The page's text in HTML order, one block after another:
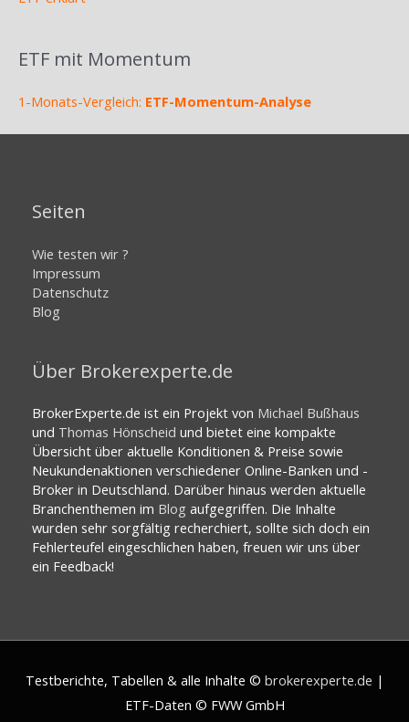
ETF mit Momentum
1-Monats-Vergleich: ETF-Momentum-Analyse
Seiten
Wie testen wir ?
Impressum
Datenschutz
Blog
Über Brokerexperte.de
BrokerExperte.de ist ein Projekt von Michael Bußhaus
und Thomas Hönscheid und bietet eine kompakte
Übersicht über aktuelle Konditionen & Preise sowie
Neukundenaktionen verschiedener Online-Banken und -
Broker in Deutschland. Darüber hinaus werden aktuelle
Branchenthemen im Blog aufgegriffen. Die Inhalte
wurden sehr sorgfältig recherchiert, sollte sich doch ein
Fehlerteufel eingeschlichen haben, freuen wir uns über
ein Feedback!
Testberichte, Tabellen & alle Inhalte © brokerexperte.de |
ETF-Daten © FWW GmbH